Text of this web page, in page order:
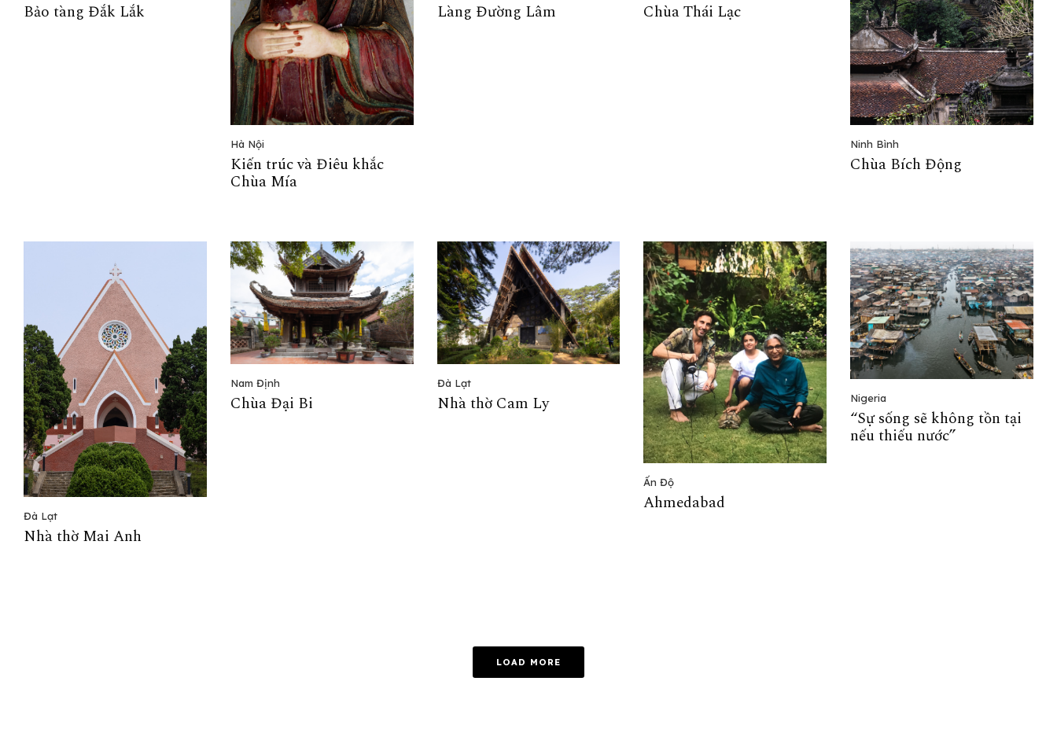
Bảo tàng Đắk Lắk
Hà Nội
Kiến trúc và Điêu khắc
Chùa Mía
Làng Đường Lâm Chùa Thái Lạc
Ninh Bình
Chùa Bích Động
Đà Lạt
Nhà thờ Mai Anh
Nam Định
Chùa Đại Bi
Đà Lạt
Nhà thờ Cam Ly
Ấn Độ
Ahmedabad
Nigeria
“Sự sống sẽ không tồn tại
nếu thiếu nước”
LOAD MORE